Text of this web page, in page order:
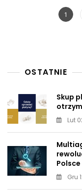
Page
1
OSTATNIE
Skup
Lut
Polsce
Gru